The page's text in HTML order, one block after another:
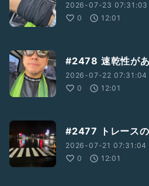
2026-07-23 07:31:03
0
12:01
#2478 速乾性が
2026-07-22 07:31:04
0
12:01
#2477 トレース
2026-07-21 07:31:04
0
12:01